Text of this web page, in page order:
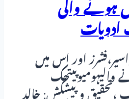
ہونے والی
ادویات
اور اس میں
والیہومیوپیتھک
،تحقیق و پیشکش: خالد